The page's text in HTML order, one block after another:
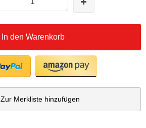
In den Warenkorb
Zur Merkliste hinzufügen